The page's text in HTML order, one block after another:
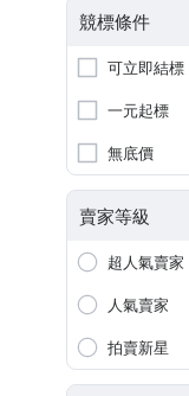
競標條件
可立即結標
一元起標
無底價
賣家等級
超人氣賣家
人氣賣家
拍賣新星